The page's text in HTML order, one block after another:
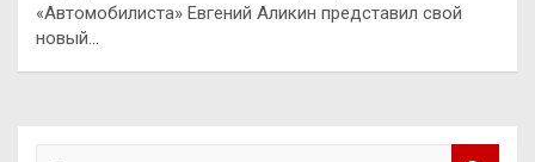
«Автомобилиста» Евгений Аликин представил свой
новый…